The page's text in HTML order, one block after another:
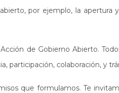
por ejemplo, la apertura
de Gobierno Abierto.
participación, colaboración, y
que formulamos. Te